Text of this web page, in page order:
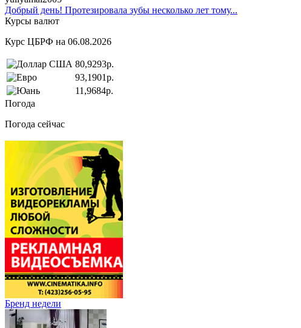
Добрый день! Протезировала зубы несколько лет тому...
Курсы валют
Курс ЦБРФ на 06.08.2026
80,9293р.
93,1901р.
11,9684р.
Погода
Погода сейчас
Бренд недели